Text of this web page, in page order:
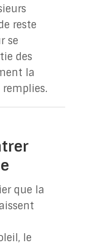
reste
se
des
la
que la
le